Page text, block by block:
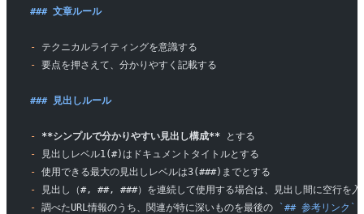
### 文章ルール
- テクニカルライティングを意識する
- 要点を押さえて、分かりやすく記載する
### 見出しルール
- **シンプルで分かりやすい見出し構成** とする
- 見出しレベル1(#)はドキュメントタイトルとする
- 使用できる最大の見出しレベルは3(###)までとする
- 見出し（#, ##, ###）を連続して使用する場合は、見出し間に空行を入
- 調べたURL情報のうち、関連が特に深いものを最後の `## 参考リンク`